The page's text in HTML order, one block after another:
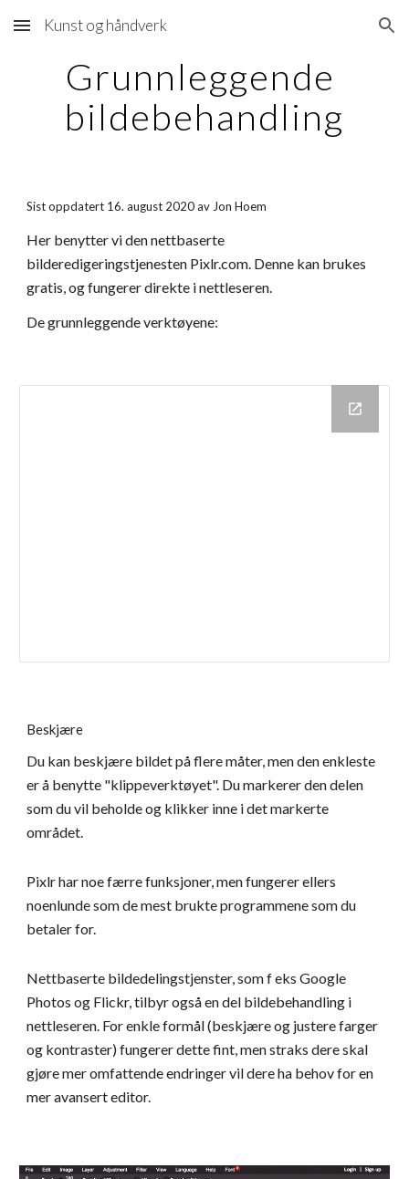
Skip to main content Skip to navigation
Kunst og håndverk
Grunnleggende
bildebehandling
Sist oppdatert 16. august 2020 av Jon Hoem
Her benytter vi den nettbaserte
bilderedigeringstjenesten Pixlr.com. Denne kan brukes
gratis, og fungerer direkte i nettleseren.
De grunnleggende verktøyene:
Beskjære
Du kan beskjære bildet på flere måter, men den enkleste
er å benytte "klippeverktøyet". Du markerer den delen
som du vil beholde og klikker inne i det markerte
området.
Pixlr har noe færre funksjoner, men fungerer ellers
noenlunde som de mest brukte programmene som du
betaler for.
Nettbaserte bildedelingstjenster, som f eks Google
Photos og Flickr, tilbyr også en del bildebehandling i
nettleseren. For enkle formål (beskjære og justere farger
og kontraster) fungerer dette fint, men straks dere skal
gjøre mer omfattende endringer vil dere ha behov for en
mer avansert editor.